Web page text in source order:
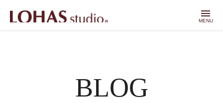
menu
MENU
BLOG